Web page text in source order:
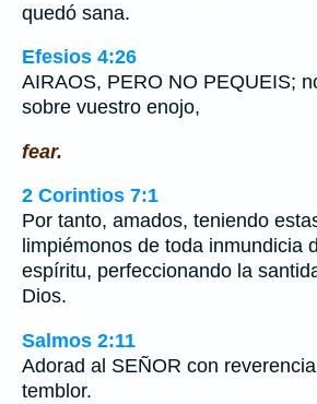
quedó sana.
Efesios 4:26
AIRAOS, PERO NO PEQUEIS;
sobre vuestro enojo,
fear.
2 Corintios 7:1
Por tanto, amados, teniendo
limpiémonos de toda inmundicia
espíritu, perfeccionando la
Dios.
Salmos 2:11
Adorad al SEÑOR con
temblor.